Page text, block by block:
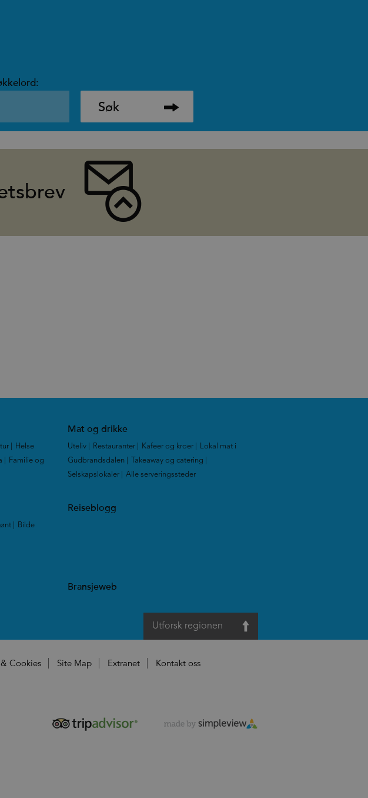
Helse
Familie og
Mat og drikke
Uteliv Restauranter Kafeer og kroer
Lokal mat i
Gudbrandsdalen
Takeaway og catering
Selskapslokaler
Alle serveringssteder
Bilde
Reiseblogg
Bransjeweb
Utforsk regionen
Cookies Site Map Extranet Kontakt oss